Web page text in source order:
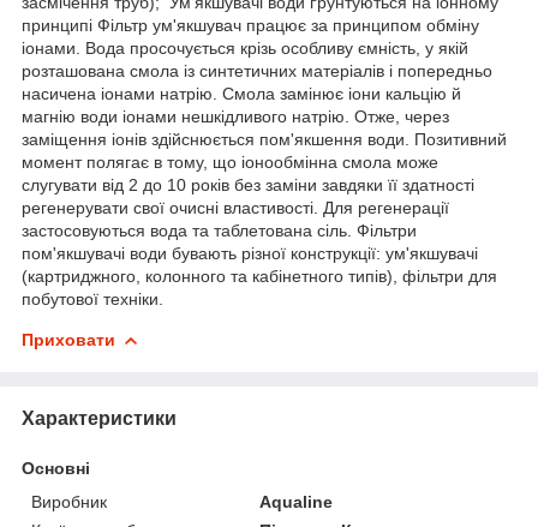
принципі Фільтр ум'якшувач працює за принципом обміну
іонами. Вода просочується крізь особливу ємність, у якій
розташована смола із синтетичних матеріалів і попередньо
насичена іонами натрію. Смола замінює іони кальцію й
магнію води іонами нешкідливого натрію. Отже, через
заміщення іонів здійснюється пом'якшення води. Позитивний
момент полягає в тому, що іонообмінна смола може
слугувати від 2 до 10 років без заміни завдяки її здатності
регенерувати свої очисні властивості. Для регенерації
застосовуються вода та таблетована сіль. Фільтри
пом'якшувачі води бувають різної конструкції: ум'якшувачі
(картриджного, колонного та кабінетного типів), фільтри для
побутової техніки.
Приховати
Характеристики
Основні
Виробник
Aqualine